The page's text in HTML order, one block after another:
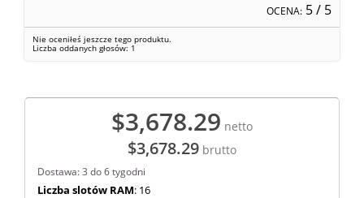
OCENA: 5/ 5
Nie oceniłeś jeszcze tego produktu.
Liczba oddanych głosów: 1
$3,678.29 netto
$3,678.29 brutto
Dostawa: 3 do 6 tygodni
Liczba slotów RAM: 16